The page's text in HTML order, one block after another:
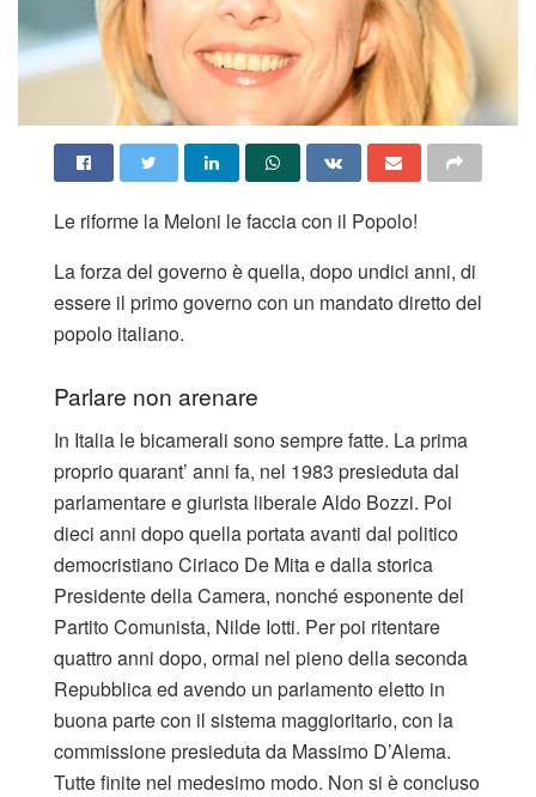
Le riforme la Meloni le faccia con il Popolo!
La forza del governo è quella, dopo undici anni, di
essere il primo governo con un mandato diretto del
popolo italiano.
Parlare non arenare
In Italia le bicamerali sono sempre fatte. La prima
proprio quarant’ anni fa, nel 1983 presieduta dal
parlamentare e giurista liberale Aldo Bozzi. Poi
dieci anni dopo quella portata avanti dal politico
democristiano Ciriaco De Mita e dalla storica
Presidente della Camera, nonché esponente del
Partito Comunista, Nilde Iotti. Per poi ritentare
quattro anni dopo, ormai nel pieno della seconda
Repubblica ed avendo un parlamento eletto in
buona parte con il sistema maggioritario, con la
commissione presieduta da Massimo D’Alema.
Tutte finite nel medesimo modo. Non si è concluso